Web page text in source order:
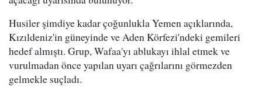
Husiler şimdiye kadar çoğunlukla Yemen açıklarında,
Kızıldeniz'in güneyinde ve Aden Körfezi'ndeki gemileri
hedef almıştı. Grup, Wafaa'yı ablukayı ihlal etmek ve
vurulmadan önce yapılan uyarı çağrılarını görmezden
gelmekle suçladı.